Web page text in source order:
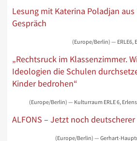
Lesung mit Katerina Poladjan
Gespräch
(Europe/Berlin) — ERLE6,
„Rechtsruck im Klassenzimmer.
Ideologien die Schulen
Kinder bedrohen“
(Europe/Berlin) — Kulturraum ERLE 6,
ALFONS – Jetzt noch deutscherer
(Europe/Berlin) — Gerhart-